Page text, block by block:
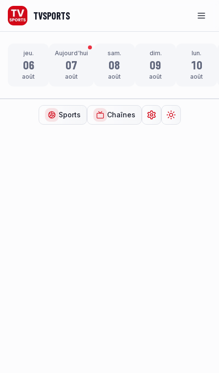
TVSPORTS
jeu.
06
août
Aujourd'hui
07
août
sam.
08
août
dim.
09
août
lun.
10
août
Sports Chaînes Ouvrir lesChanger de